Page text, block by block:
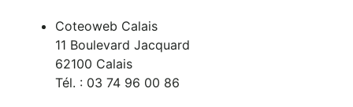
Coteoweb Calais
11 Boulevard Jacquard
62100 Calais
Tél. : 03 74 96 00 86